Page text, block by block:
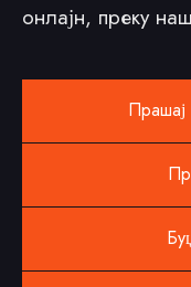
онлајн, преку
Прашај